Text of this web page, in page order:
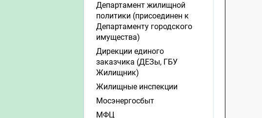
Департамент жилищной
политики (присоединен к
Департаменту городского
имущества)
Дирекции единого
заказчика (ДЕЗы, ГБУ
Жилищник)
Жилищные инспекции
Мосэнергосбыт
МФЦ